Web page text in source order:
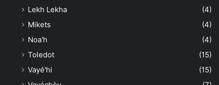
Lekh Lekha
(4)
Mikets
(4)
Noa'h
(4)
Toledot
(15)
Vayé'hi
(15)